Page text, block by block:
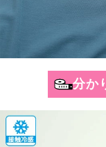
分か